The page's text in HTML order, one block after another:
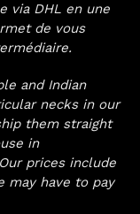
via DHL en une
de vous
and Indian
necks in our
them straight
in
prices include
may have to pay